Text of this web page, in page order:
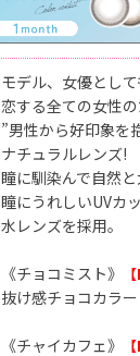
モデル、女優とし
恋する全ての女性
”男性から好印象を
ナチュラルレンズ!
瞳に馴染んで自然
瞳にうれしいUVカ
水レンズを採用。
《チョコミスト》
抜け感チョコカラ
《チャイカフェ》